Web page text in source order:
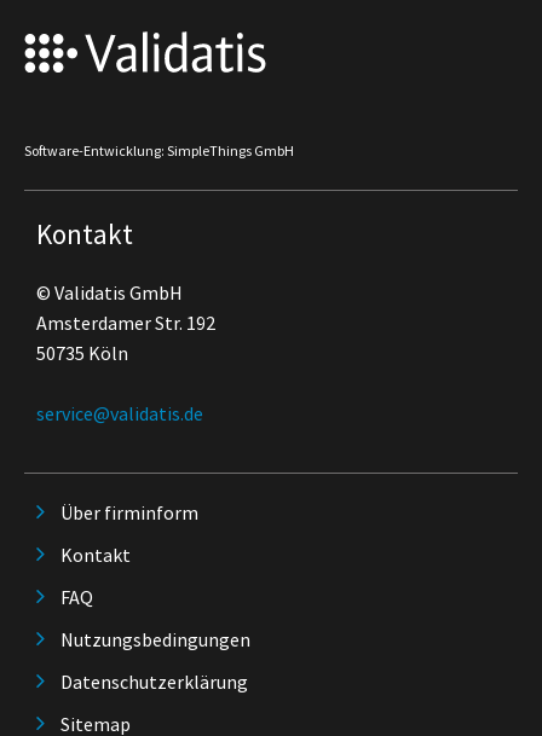
Software-Entwicklung: SimpleThings GmbH
Kontakt
© Validatis GmbH
Amsterdamer Str. 192
50735 Köln
service@validatis.de
Über firminform
Kontakt
FAQ
Nutzungsbedingungen
Datenschutzerklärung
Sitemap